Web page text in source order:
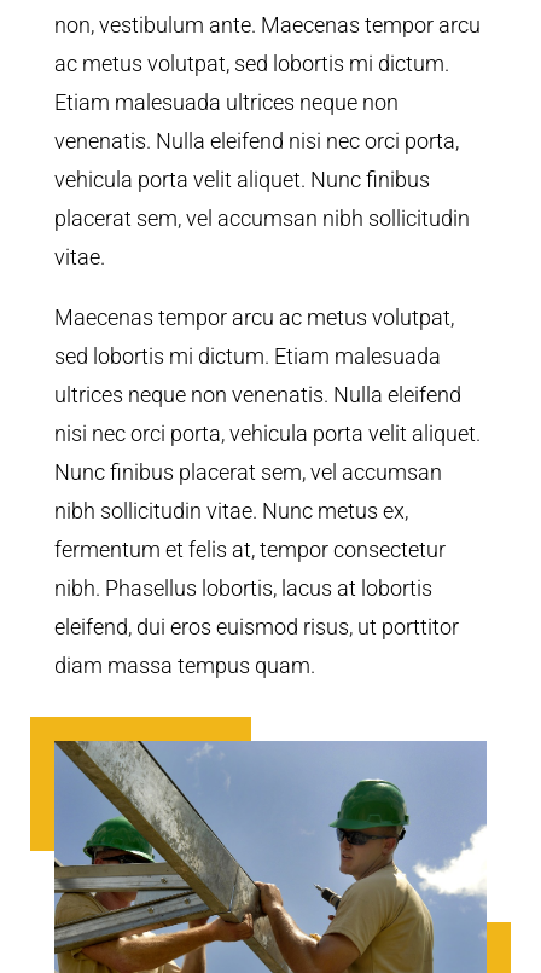
non, vestibulum ante. Maecenas tempor arcu
ac metus volutpat, sed lobortis mi dictum.
Etiam malesuada ultrices neque non
venenatis. Nulla eleifend nisi nec orci porta,
vehicula porta velit aliquet. Nunc finibus
placerat sem, vel accumsan nibh sollicitudin
vitae.
Maecenas tempor arcu ac metus volutpat,
sed lobortis mi dictum. Etiam malesuada
ultrices neque non venenatis. Nulla eleifend
nisi nec orci porta, vehicula porta velit aliquet.
Nunc finibus placerat sem, vel accumsan
nibh sollicitudin vitae. Nunc metus ex,
fermentum et felis at, tempor consectetur
nibh. Phasellus lobortis, lacus at lobortis
eleifend, dui eros euismod risus, ut porttitor
diam massa tempus quam.